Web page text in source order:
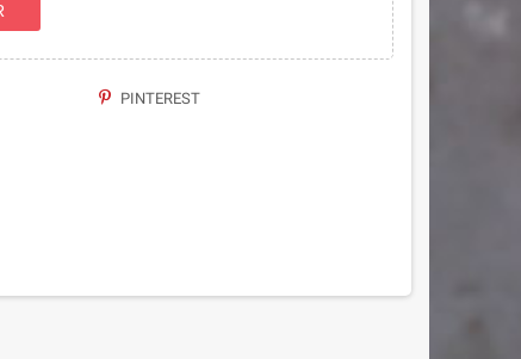
PINTEREST